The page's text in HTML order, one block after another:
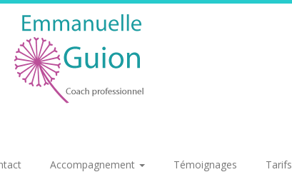
Accompagnement Témoignages Tarifs